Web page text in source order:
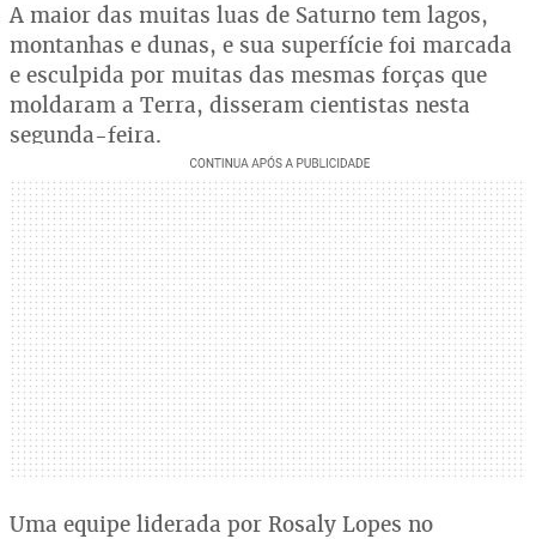
A maior das muitas luas de Saturno tem lagos,
montanhas e dunas, e sua superfície foi marcada
e esculpida por muitas das mesmas forças que
moldaram a Terra, disseram cientistas nesta
segunda-feira.
Uma equipe liderada por Rosaly Lopes no